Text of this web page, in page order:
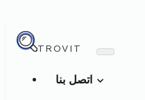
TROVIT